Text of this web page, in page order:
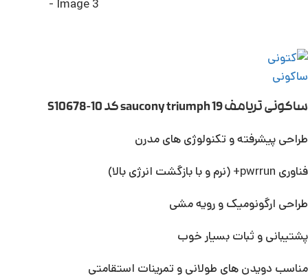
ساکونی تریامف saucony triumph 19 کد S10678-10
طراحی پیشرفته و تکنولوژی های مدرن
فناوری pwrrun+ (نرم و با بازگشت انرژی بالا)
طراحی ارگونومیک و رویه مشی
پشتیبانی و ثبات بسیار خوب
مناسب دویدن های طولانی و تمرینات استقامتی